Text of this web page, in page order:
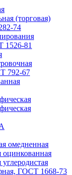
(торговая)
74
1526-81
792-67
омедненная
оцинкованная
ГОСТ 1668-73